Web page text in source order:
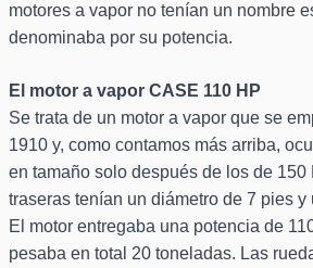
motores a vapor no tenían un nombre
denominaba por su potencia.
El motor a vapor CASE 110 HP
Se trata de un motor a vapor que se
1910 y, como contamos más arriba,
en tamaño solo después de los de 150
traseras tenían un diámetro de 7 pies y
El motor entregaba una potencia de
pesaba en total 20 toneladas. Las